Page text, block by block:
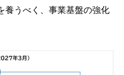
養うべく、事業基盤の強化